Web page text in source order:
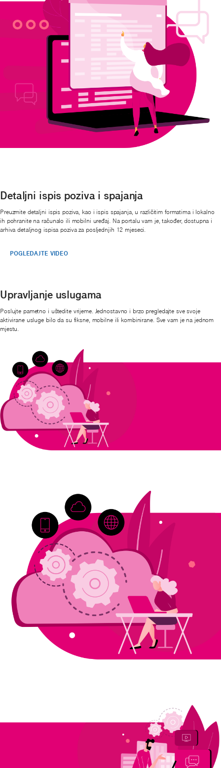
Detaljni ispis poziva i spajanja
Preuzmite detaljni ispis poziva, kao i ispis spajanja, u različitim formatima i lokalno
ih pohranite na računalo ili mobilni uređaj. Na portalu vam je, također, dostupna i
arhiva detaljnog ispisa poziva za posljednjih 12 mjeseci.
POGLEDAJTE VIDEO
Upravljanje uslugama
Poslujte pametno i uštedite vrijeme. Jednostavno i brzo pregledajte sve svoje
aktivirane usluge bilo da su fiksne, mobilne ili kombinirane. Sve vam je na jednom
mjestu.